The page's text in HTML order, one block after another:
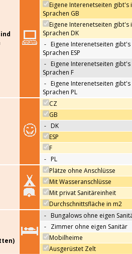
Eigene Interenetseiten gibt's
Sprachen GB
Eigene Interenetseiten gibt's
Sprachen DK
- Eigene Interenetseiten gibt's
Sprachen ESP
- Eigene Interenetseiten gibt's
Sprachen F
- Eigene Interenetseiten gibt's
Sprachen PL
CZ
GB
- DK
ESP
F
- PL
Plätze ohne Anschlüsse
Mit Wasseranschlüsse
Mit privat Sanitäreinheit
Durchschnittsfläche in m2
- Bungalows ohne eigen
- Zimmer ohne eigen Sanitär
Mobilheime
Ausgerüstet Zelt